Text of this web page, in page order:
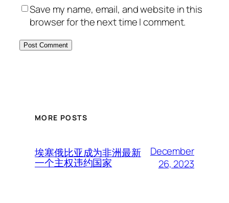
Save my name, email, and website in this
browser for the next time I comment.
MORE POSTS
埃塞俄比亚成为非洲最新
一个主权违约国家
December
26, 2023